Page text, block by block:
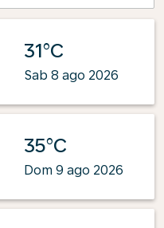
31°C
Sab 8 ago 2026
35°C
Dom 9 ago 2026